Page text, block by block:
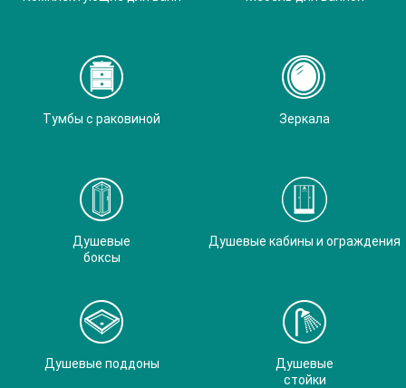
Тумбы с раковиной Зеркала
Душевые
боксы
Душевые кабины и ограждения
Душевые поддоны
Душевые
стойки